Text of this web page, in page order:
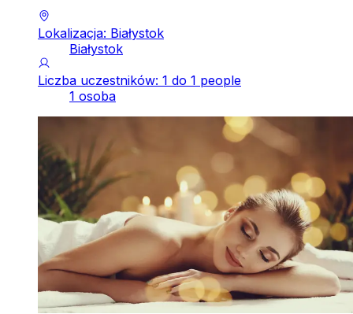
Lokalizacja: Białystok
Białystok
Liczba uczestników: 1 do 1 people
1 osoba